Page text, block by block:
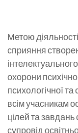
Метою
сприяння
охорони
психологічної
всім учасникам
цілей та завдань
супровід